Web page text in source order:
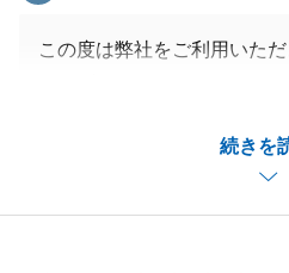
続きを
この度は弊社をご利用いた
ュニケーションとることが
することができました。誠
た。